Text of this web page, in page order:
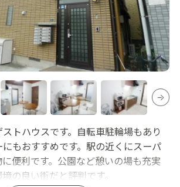
トハウスです。自転車駐輪場もあり
もおすすめです。駅の近くにスーパ
便利です。公園など憩いの場も充実
の良い街だと評判です。